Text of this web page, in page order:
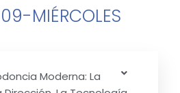
MIÉRCOLES
Moderna: La